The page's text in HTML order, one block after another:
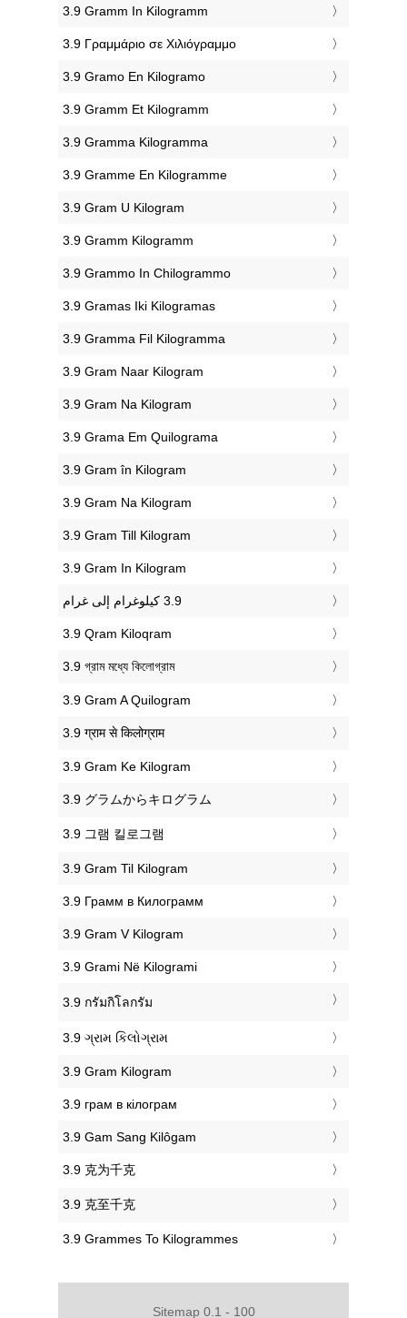
‎3.9 Gramm In Kilogramm
‎3.9 Γραμμάριο σε Χιλιόγραμμο
‎3.9 Gramo En Kilogramo
‎3.9 Gramm Et Kilogramm
‎3.9 Gramma Kilogramma
‎3.9 Gramme En Kilogramme
‎3.9 Gram U Kilogram
‎3.9 Gramm Kilogramm
‎3.9 Grammo In Chilogrammo
‎3.9 Gramas Iki Kilogramas
‎3.9 Gramma Fil Kilogramma
‎3.9 Gram Naar Kilogram
‎3.9 Gram Na Kilogram
‎3.9 Grama Em Quilograma
‎3.9 Gram în Kilogram
‎3.9 Gram Na Kilogram
‎3.9 Gram Till Kilogram
‎3.9 Gram In Kilogram
‎3.9 Qram Kiloqram
‎3.9 গ্রাম মধ্যে কিলোগ্রাম
‎3.9 Gram A Quilogram
‎3.9 ग्राम से किलोग्राम
‎3.9 Gram Ke Kilogram
‎3.9 グラムからキログラム
‎3.9 그램 킬로그램
‎3.9 Gram Til Kilogram
‎3.9 Грамм в Килограмм
‎3.9 Gram V Kilogram
‎3.9 Grami Në Kilogrami
‎3.9 กรัมกิโลกรัม
‎3.9 ગ્રામ કિલોગ્રામ
‎3.9 Gram Kilogram
‎3.9 грам в кілограм
‎3.9 Gam Sang Kilôgam
‎3.9 克为千克
‎3.9 克至千克
‎3.9 Grammes To Kilogrammes
Sitemap 0.1 - 100